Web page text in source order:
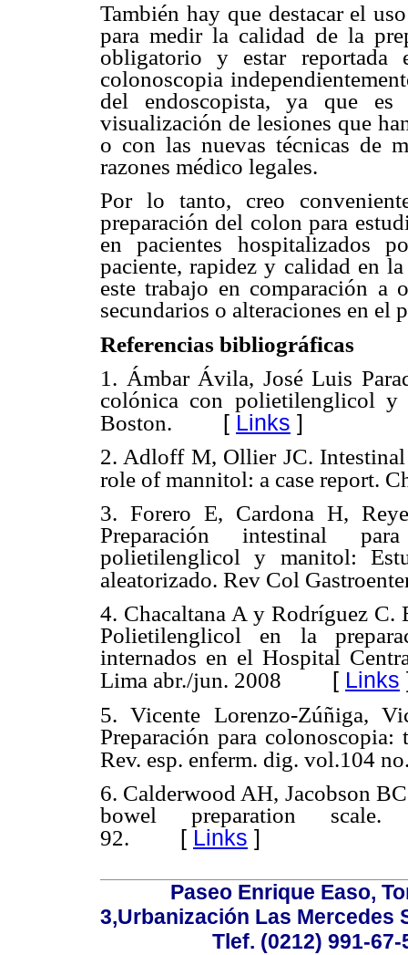
También hay que destacar el
para medir la calidad de la
obligatorio y estar
colonoscopia
del endoscopista, ya que
visualización de lesiones que
o con las nuevas técnicas de
razones médico legales.
Por lo tanto, creo
preparación del colon para
en pacientes hospitalizados
paciente, rapidez y calidad en
este trabajo en comparación a
secundarios o alteraciones en el
Referencias bibliográficas
1. Ámbar Ávila, José Luis
colónica con polietilenglicol y
Boston. [ Links ]
2. Adloff M, Ollier JC.
role of mannitol: a case report.
3. Forero E, Cardona H,
Preparación intestinal
polietilenglicol y manitol:
aleatorizado. Rev Col
4. Chacaltana A y Rodríguez
Polietilenglicol en la
internados en el Hospital
Lima abr./jun. 2008 [ Links
5. Vicente Lorenzo-Zúñiga,
Preparación para
Rev. esp. enferm. dig. vol.104
6. Calderwood AH, Jacobson
bowel preparation scale.
92. [ Links ]
Paseo Enrique Easo,
3,Urbanización Las Mercedes
Tlef. (0212) 991-